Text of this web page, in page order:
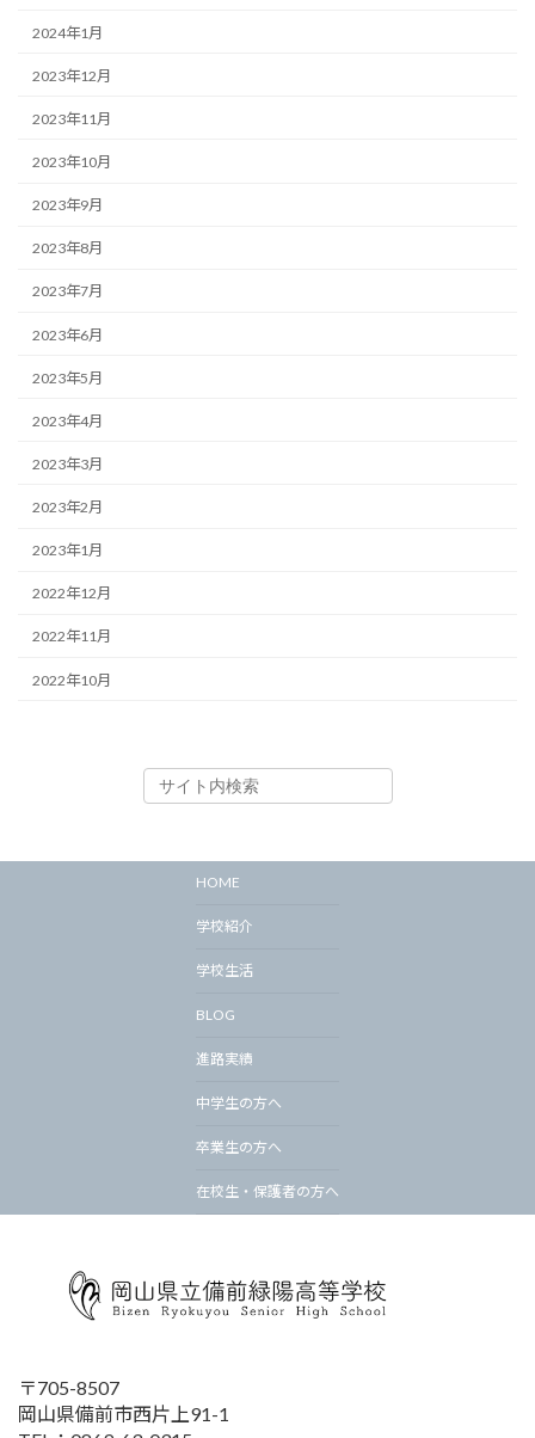
2024年1月
2023年12月
2023年11月
2023年10月
2023年9月
2023年8月
2023年7月
2023年6月
2023年5月
2023年4月
2023年3月
2023年2月
2023年1月
2022年12月
2022年11月
2022年10月
HOME
学校紹介
学校生活
BLOG
進路実績
中学生の方へ
卒業生の方へ
在校生・保護者の方へ
〒705-8507
岡山県備前市西片上91-1